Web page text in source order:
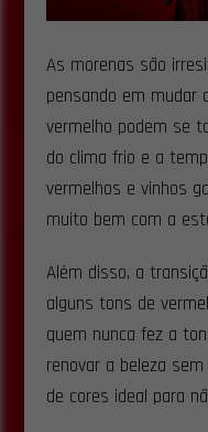
As morenas são
pensando em mudar
vermelho podem se
do clima frio e a
vermelhos e vinhos
muito bem com a
Além disso, a
alguns tons de
quem nunca fez a
renovar a beleza
de cores ideal para